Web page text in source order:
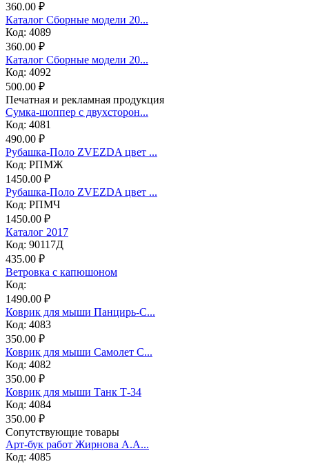
360.00 ₽
Каталог Сборные модели 20...
Код: 4089
360.00 ₽
Каталог Сборные модели 20...
Код: 4092
500.00 ₽
Печатная и рекламная продукция
Сумка-шоппер с двухсторон...
Код: 4081
490.00 ₽
Рубашка-Поло ZVEZDA цвет ...
Код: РПМЖ
1450.00 ₽
Рубашка-Поло ZVEZDA цвет ...
Код: РПМЧ
1450.00 ₽
Каталог 2017
Код: 90117Д
435.00 ₽
Ветровка с капюшоном
Код:
1490.00 ₽
Коврик для мыши Панцирь-С...
Код: 4083
350.00 ₽
Коврик для мыши Самолет С...
Код: 4082
350.00 ₽
Коврик для мыши Танк Т-34
Код: 4084
350.00 ₽
Сопутствующие товары
Арт-бук работ Жирнова А.А...
Код: 4085